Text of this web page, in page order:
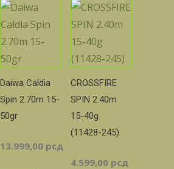
Daiwa Caldia
Spin 2.70m 15-
50gr
13.999,00 рсд
CROSSFIRE
SPIN 2.40m
15-40g
(11428-245)
4.599,00 рсд